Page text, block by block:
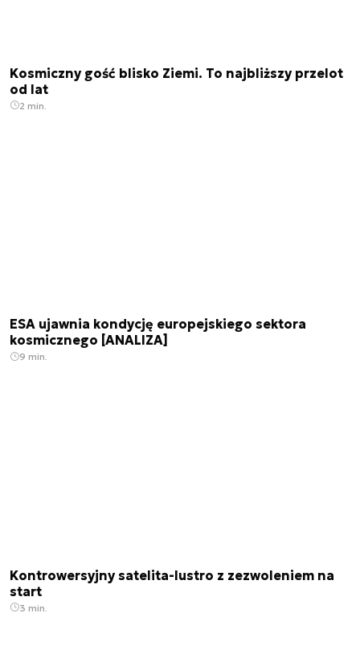
Kosmiczny gość blisko Ziemi. To najbliższy przelot
od lat
2 min.
ESA ujawnia kondycję europejskiego sektora
kosmicznego [ANALIZA]
9 min.
Kontrowersyjny satelita-lustro z zezwoleniem na
start
3 min.